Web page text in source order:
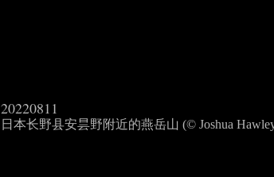
20220811
日本长野县安昙野附近的燕岳山 (© Joshua